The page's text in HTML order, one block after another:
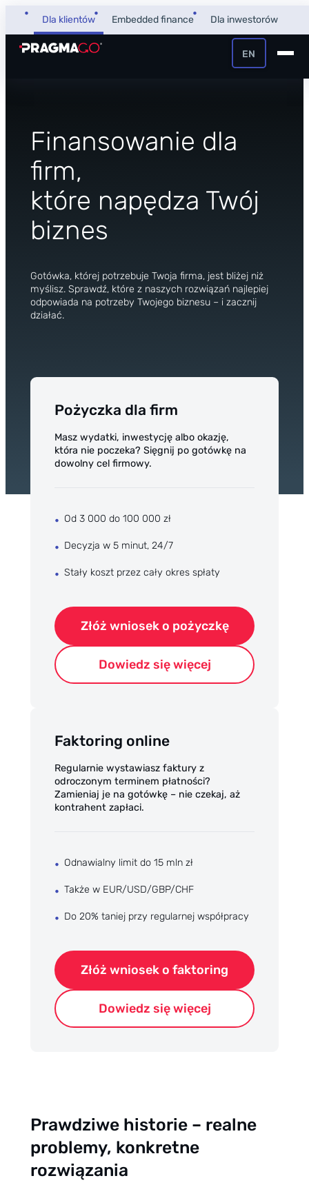
Przejdź
treści
Dla klientów Embedded finance Dla inwestorów
Faktoring
PragmaPay
Wiedza
FAQ
Przegląd Pragmatyczny
O nas
O firmie
Opinie klientów
EN
Strefa Partnera
Finansowanie dla
firm,
które napędza Twój
biznes
Gotówka, której potrzebuje Twoja firma, jest bliżej niż
myślisz. Sprawdź, które z naszych rozwiązań najlepiej
odpowiada na potrzeby Twojego biznesu – i zacznij
działać.
Pożyczka dla firm
Masz wydatki, inwestycję albo okazję,
która nie poczeka? Sięgnij po gotówkę na
dowolny cel firmowy.
Od 3 000 do 100 000 zł
Decyzja w 5 minut, 24/7
Stały koszt przez cały okres spłaty
Złóż wniosek o pożyczkę
Dowiedz się więcej
Faktoring online
Regularnie wystawiasz faktury z
odroczonym terminem płatności?
Zamieniaj je na gotówkę – nie czekaj, aż
kontrahent zapłaci.
Odnawialny limit do 15 mln zł
Także w EUR/USD/GBP/CHF
Do 20% taniej przy regularnej współpracy
Złóż wniosek o faktoring
Dowiedz się więcej
Prawdziwe historie – realne
problemy, konkretne
rozwiązania